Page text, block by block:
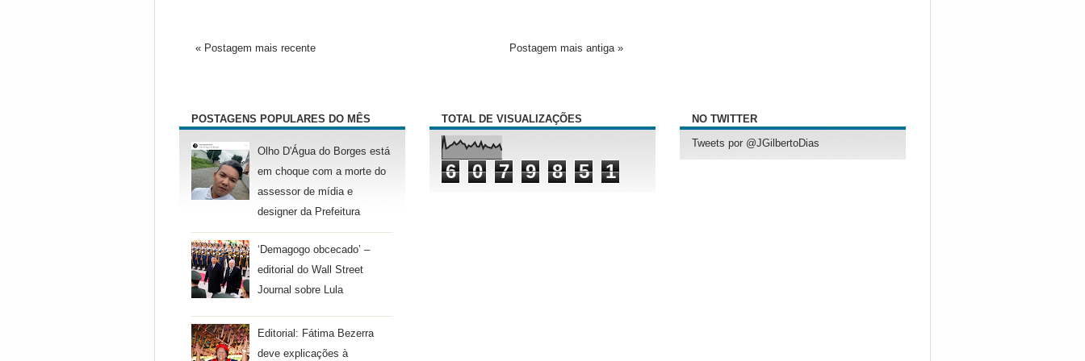
« Postagem mais recente Postagem mais antiga »
POSTAGENS POPULARES DO MÊS
Olho D'Água do Borges está
em choque com a morte do
assessor de mídia e
designer da Prefeitura
‘Demagogo obcecado’ –
editorial do Wall Street
Journal sobre Lula
Editorial: Fátima Bezerra
deve explicações à
TOTAL DE VISUALIZAÇÕES
6 0 7 9 8 5 1
NO TWITTER
Tweets por @JGilbertoDias